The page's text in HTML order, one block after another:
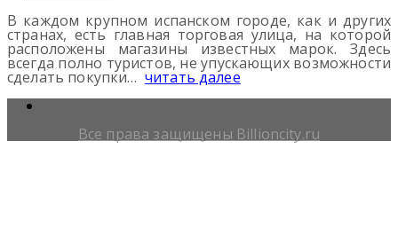
В каждом крупном испанском городе, как и других
странах, есть главная торговая улица, на которой
расположены магазины известных марок. Здесь
всегда полно туристов, не упускающих возможности
сделать покупки… читать далее
Все права защищены Billioncity.ru